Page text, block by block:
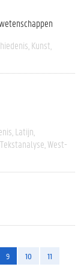
Kunst
Latijn
West-
9 10
11